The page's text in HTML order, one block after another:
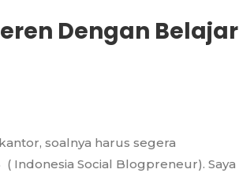
Dengan Belajar
soalnya harus segera
Indonesia Social Blogpreneur). Saya